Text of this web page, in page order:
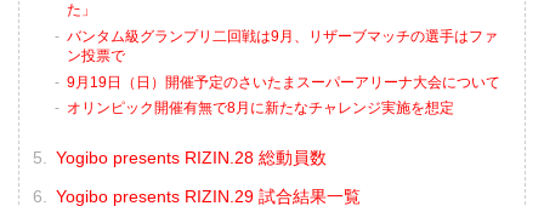
た」
バンタム級グランプリ二回戦は9月、リザーブマッチの選手はファ
ン投票で
9月19日（日）開催予定のさいたまスーパーアリーナ大会について
オリンピック開催有無で8月に新たなチャレンジ実施を想定
Yogibo presents RIZIN.28 総動員数
Yogibo presents RIZIN.29 試合結果一覧